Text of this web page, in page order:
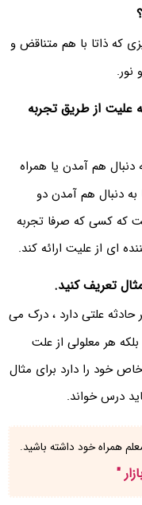
که ذاتا با هم متناقض و
علیت از طریق تجربه
هم آمدن یا همراه
دنبال هم آمدن دو
که کسی که صرفا تجربه
ای از علیت ارائه کند.
حادثه علتی دارد ، درک می
هر معلولی از علت
خود را دارد برای مثال
درس خواند.
همراه خود داشته باشید.
"